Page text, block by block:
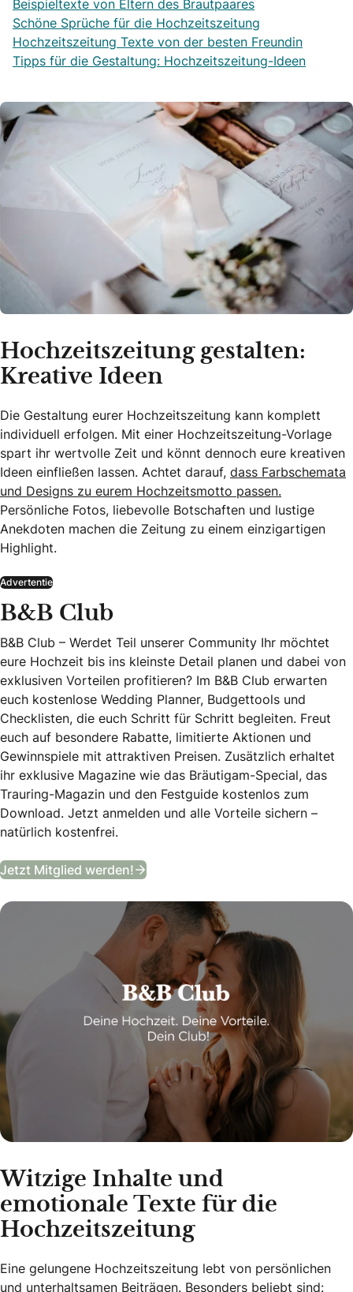
Beispieltexte von Eltern des Brautpaares
Schöne Sprüche für die Hochzeitszeitung
Hochzeitszeitung Texte von der besten Freundin
Tipps für die Gestaltung: Hochzeitszeitung-Ideen
Hochzeitszeitung gestalten:
Kreative Ideen
Die Gestaltung eurer Hochzeitszeitung kann komplett
individuell erfolgen. Mit einer Hochzeitszeitung-Vorlage
spart ihr wertvolle Zeit und könnt dennoch eure kreativen
Ideen einfließen lassen. Achtet darauf, dass Farbschemata
und Designs zu eurem Hochzeitsmotto passen.
Persönliche Fotos, liebevolle Botschaften und lustige
Anekdoten machen die Zeitung zu einem einzigartigen
Highlight.
Advertentie
B&B Club
B&B Club – Werdet Teil unserer Community Ihr möchtet
eure Hochzeit bis ins kleinste Detail planen und dabei von
exklusiven Vorteilen profitieren? Im B&B Club erwarten
euch kostenlose Wedding Planner, Budgettools und
Checklisten, die euch Schritt für Schritt begleiten. Freut
euch auf besondere Rabatte, limitierte Aktionen und
Gewinnspiele mit attraktiven Preisen. Zusätzlich erhaltet
ihr exklusive Magazine wie das Bräutigam-Special, das
Trauring-Magazin und den Festguide kostenlos zum
Download. Jetzt anmelden und alle Vorteile sichern –
natürlich kostenfrei.
Jetzt Mitglied werden! B&B Club
Witzige Inhalte und
emotionale Texte für die
Hochzeitszeitung
Eine gelungene Hochzeitszeitung lebt von persönlichen
und unterhaltsamen Beiträgen. Besonders beliebt sind: